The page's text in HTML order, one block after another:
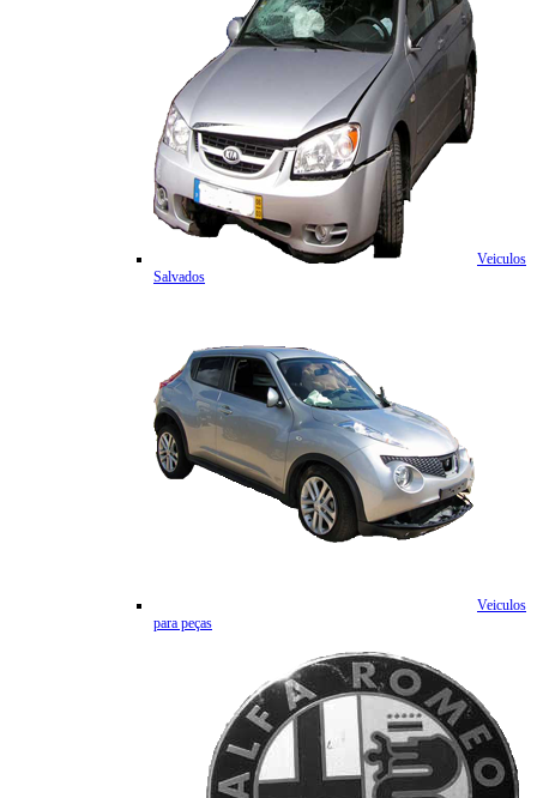
Veiculos
Salvados
Veiculos
para peças